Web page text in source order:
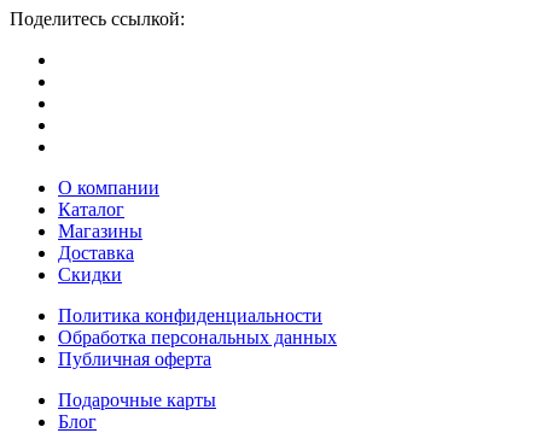
Поделитесь ссылкой:
О компании
Каталог
Магазины
Доставка
Скидки
Политика конфиденциальности
Обработка персональных данных
Публичная оферта
Подарочные карты
Блог